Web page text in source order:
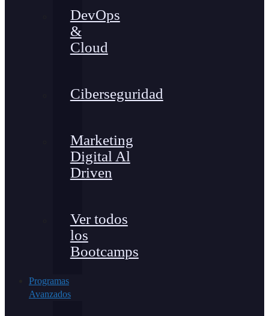
DevOps
&
Cloud
Ciberseguridad
Marketing
Digital Al
Driven
Ver todos
los
Bootcamps
Programas
Avanzados